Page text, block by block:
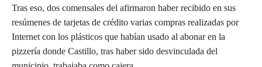
Tras eso, dos comensales del afirmaron haber recibido en sus
resúmenes de tarjetas de crédito varias compras realizadas por
Internet con los plásticos que habían usado al abonar en la
pizzería donde Castillo, tras haber sido desvinculada del